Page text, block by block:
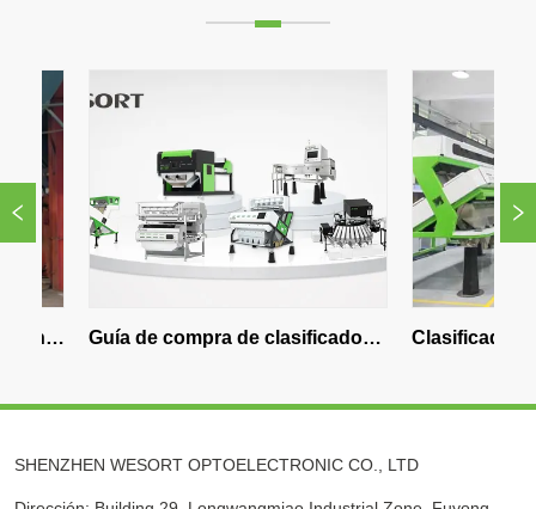
Guía de compra de clasificador
compradores de 2026
Clasificador Óptico
Directo de
SHENZHEN WESORT OPTOELECTRONIC CO., LTD